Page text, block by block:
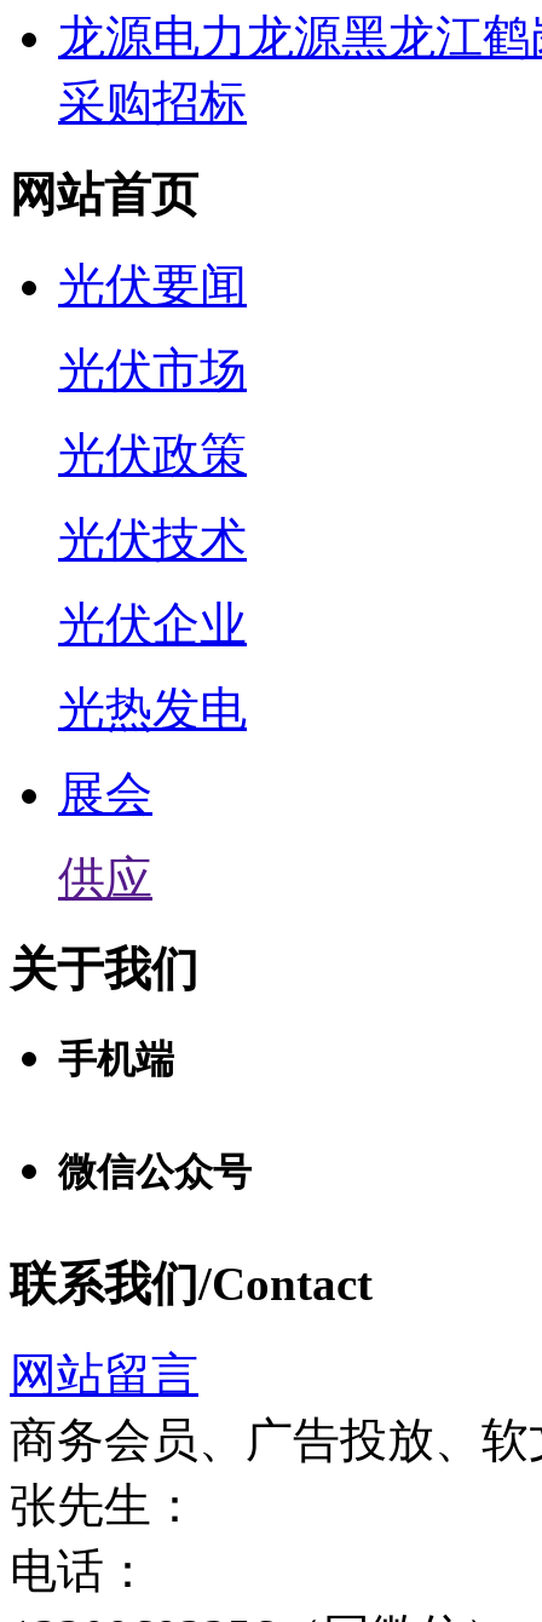
龙源电力龙源黑龙江
采购招标
网站首页
光伏要闻
光伏市场
光伏政策
光伏技术
光伏企业
光热发电
展会
供应
关于我们
手机端
微信公众号
联系我们/Contact
网站留言
商务会员、广告投放、软
张先生：
电话：